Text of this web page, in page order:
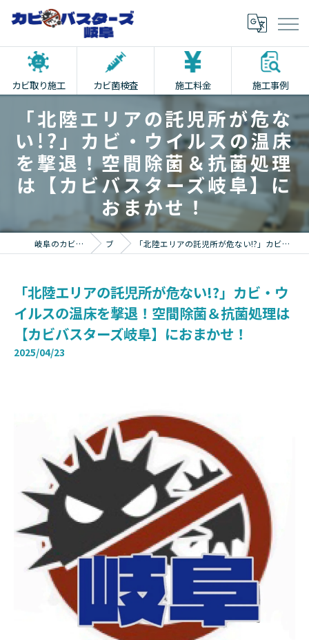
カビ取り施工 カビ菌検査 施工料金 施工事例
「北陸エリアの託児所が危な
い!?」カビ・ウイルスの温床
を撃退！空間除菌＆抗菌処理
は【カビバスターズ岐阜】に
おまかせ！
岐阜のカビ取りならカビバスターズ岐阜 ブログ 「北陸エリアの託児所が危ない!?」カビ・ウイルスの温床を撃退！空間除菌＆抗菌処理は【カビバスターズ岐阜】におまかせ！
「北陸エリアの託児所が危ない!?」カビ・ウ
イルスの温床を撃退！空間除菌＆抗菌処理は
【カビバスターズ岐阜】におまかせ！
2025/04/23